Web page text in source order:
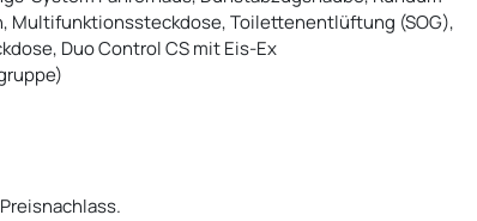
Multifunktionssteckdose, Toilettenentlüftung (SOG),
Duo Control CS mit Eis-Ex